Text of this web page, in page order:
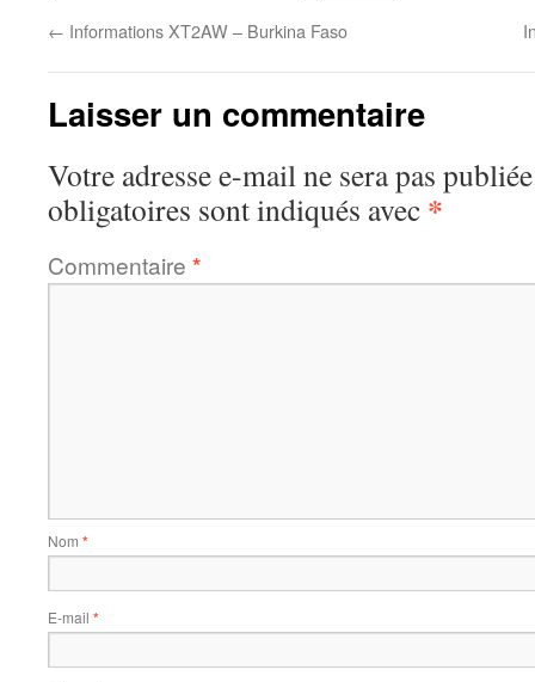
← Informations XT2AW – Burkina Faso
Laisser un commentaire
Votre adresse e-mail ne sera pas
obligatoires sont indiqués avec *
Commentaire *
Nom *
E-mail *